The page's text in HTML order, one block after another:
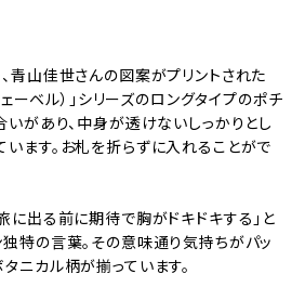
青山佳世さんの図案がプリントされた
ーベル）」シリーズのロングタイプのポチ
いがあり、中身が透けないしっかりとし
ます。お札を折らずに入れることがで
に出る前に期待で胸がドキドキする」と
特の言葉。その意味通り気持ちがパッ
ニカル柄が揃っています。